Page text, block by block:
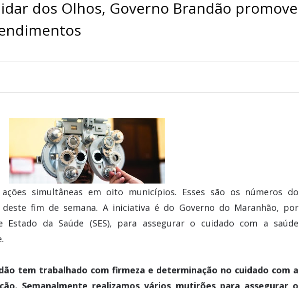
dos Olhos, Governo Brandão promove
simultâneas em oito municípios. Esses são os números do
fim de semana. A iniciativa é do Governo do Maranhão, por
Estado da Saúde (SES), para assegurar o cuidado com a saúde
tem trabalhado com firmeza e determinação no cuidado com a